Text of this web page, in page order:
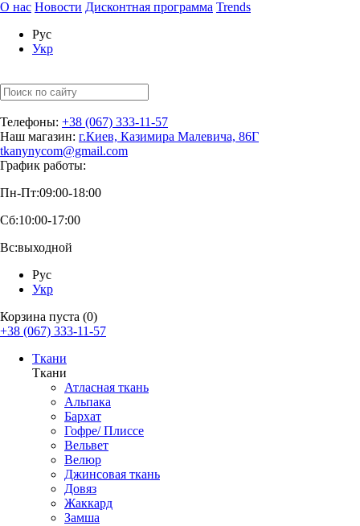
О нас Новости Дисконтная программа Trends
Рус
Укр
Телефоны: +38 (067) 333-11-57
Наш магазин: г.Киев, Казимира Малевича, 86Г
tkanynycom@gmail.com
График работы:
Пн-Пт:09:00-18:00
Сб:10:00-17:00
Вс:выходной
Рус
Укр
Корзина пуста (0)
+38 (067) 333-11-57
Ткани
Ткани
Атласная ткань
Альпака
Бархат
Гофре/ Плиссе
Вельвет
Велюр
Джинсовая ткань
Довяз
Жаккард
Замша